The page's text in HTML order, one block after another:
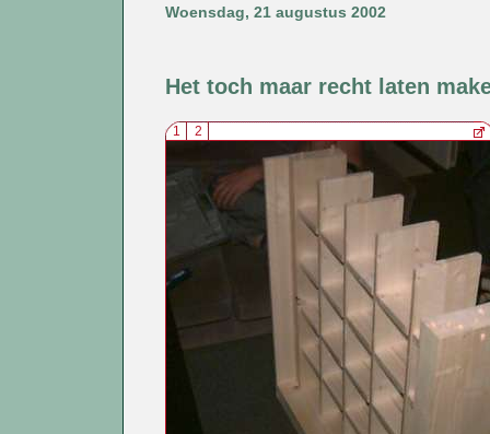
Woensdag, 21 augustus 2002
Het toch maar recht laten
1 2